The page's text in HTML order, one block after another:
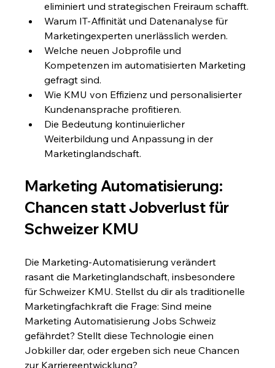
eliminiert und strategischen Freiraum schafft.
Warum IT-Affinität und Datenanalyse für
Marketingexperten unerlässlich werden.
Welche neuen Jobprofile und
Kompetenzen im automatisierten Marketing
gefragt sind.
Wie KMU von Effizienz und personalisierter
Kundenansprache profitieren.
Die Bedeutung kontinuierlicher
Weiterbildung und Anpassung in der
Marketinglandschaft.
Marketing Automatisierung:
Chancen statt Jobverlust für
Schweizer KMU
Die Marketing-Automatisierung verändert
rasant die Marketinglandschaft, insbesondere
für Schweizer KMU. Stellst du dir als traditionelle
Marketingfachkraft die Frage: Sind meine
Marketing Automatisierung Jobs Schweiz
gefährdet? Stellt diese Technologie einen
Jobkiller dar, oder ergeben sich neue Chancen
zur Karriereentwicklung?